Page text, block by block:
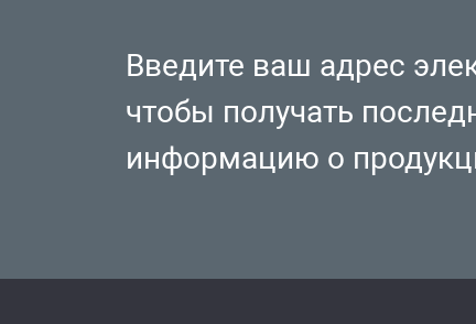
Введите ваш адрес
чтобы получать
информацию о